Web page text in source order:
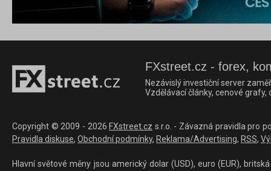
FXstreet.cz - forex,
Nezávislý investiční server
Vzdělávací články, cenové
Copyright © 2009 - 2026 FXstreet.cz s.r.o. - Závazná pravidla pro
Pravidla diskuse, Obchodní podmínky, Reklama/Advertising, RSS,
Hlavní světové měny jsou americký dolar (USD), euro (EUR),